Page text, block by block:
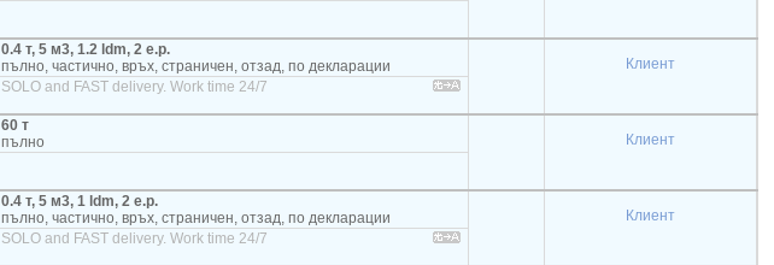
0.4 т, 5 м3, 1.2 ldm, 2 e.p.
пълно, частично, връх, страничен, отзад, по декларации
Клиент
SOLO and FAST delivery. Work time 24/7
60 т
пълно
Клиент
0.4 т, 5 м3, 1 ldm, 2 e.p.
пълно, частично, връх, страничен, отзад, по декларации
Клиент
SOLO and FAST delivery. Work time 24/7